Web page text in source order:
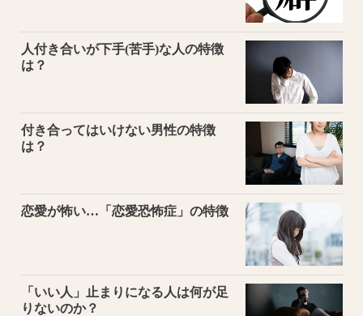
人付き合いが下手(苦手)な人の特徴
は？
付き合ってはいけない男性の特徴
は？
恋愛が怖い…「恋愛恐怖症」の特徴
「いい人」止まりになる人は何が足
りないのか？